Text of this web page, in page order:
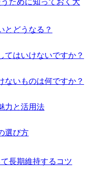
とどうなる？
てはいけないですか？
ないものは何ですか？
力と活用法
選び方
長期維持するコツ